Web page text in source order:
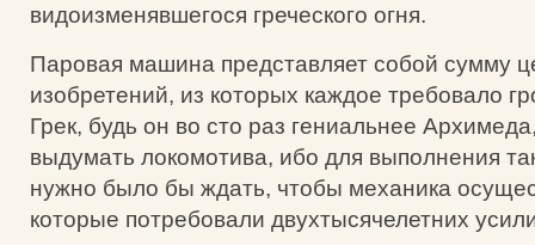
видоизменявшегося греческого огня.
Паровая машина представляет собой сумму
изобретений, из которых каждое требовало
Грек, будь он во сто раз гениальнее
выдумать локомотива, ибо для выполнения
нужно было бы ждать, чтобы механика
которые потребовали двухтысячелетних